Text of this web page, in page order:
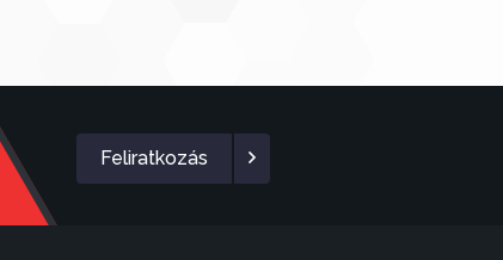
Feliratkozás